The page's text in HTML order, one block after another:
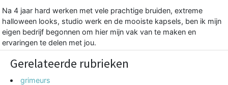
Na 4 jaar hard werken met vele prachtige bruiden, extreme
halloween looks, studio werk en de mooiste kapsels, ben ik mijn
eigen bedrijf begonnen om hier mijn vak van te maken en
ervaringen te delen met jou.​
Gerelateerde rubrieken
grimeurs